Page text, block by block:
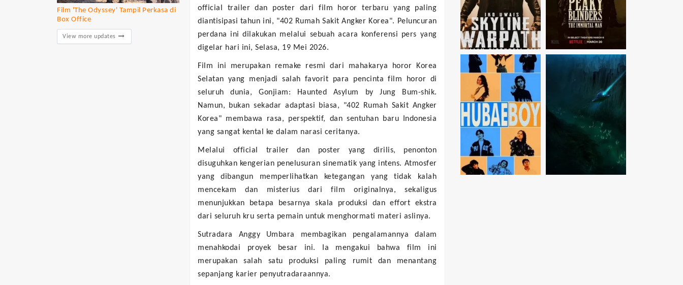
official trailer dan poster dari film horor terbaru yang paling
diantisipasi tahun ini, "402 Rumah Sakit Angker Korea". Peluncuran
perdana ini dilakukan melalui sebuah acara konferensi pers yang
digelar hari ini, Selasa, 19 Mei 2026.
Film ini merupakan remake resmi dari mahakarya horor Korea
Selatan yang menjadi salah favorit para pencinta film horor di
seluruh dunia, Gonjiam: Haunted Asylum by Jung Bum-shik.
Namun, bukan sekadar adaptasi biasa, "402 Rumah Sakit Angker
Korea" membawa rasa, perspektif, dan sentuhan baru Indonesia
yang sangat kental ke dalam narasi ceritanya.
Melalui official trailer dan poster yang dirilis, penonton
disuguhkan kengerian penelusuran sinematik yang intens. Atmosfer
yang dibangun memperlihatkan ketegangan yang tidak kalah
mencekam dan misterius dari film originalnya, sekaligus
menunjukkan betapa besarnya skala produksi dan effort ekstra
dari seluruh kru serta pemain untuk menghormati materi aslinya.
Sutradara Anggy Umbara membagikan pengalamannya dalam
menahkodai proyek besar ini. Ia mengakui bahwa film ini
merupakan salah satu produksi paling rumit dan menantang
sepanjang karier penyutradaraannya.
Film 'The Odyssey' Tampil Perkasa di
Box Office
View more updates